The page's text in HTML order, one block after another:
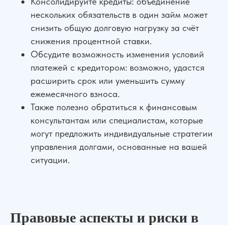
Бесплатная консультация
Консультация по телефону
нескольких обязательств в один займ может
снизить общую долговую нагрузку за счёт
снижения процентной ставки.
Обсудите возможность изменения условий
платежей с кредитором: возможно, удастся
расширить срок или уменьшить сумму
ежемесячного взноса.
Также полезно обратиться к финансовым
консультантам или специалистам, которые
могут предложить индивидуальные стратегии
управления долгами, основанные на вашей
ситуации.
Правовые аспекты и риски в
НАШИ ОФИСЫ
Прайс лист
Специалисты
Наши дела
г. Ростов-на-Дону, ул. Красноармейская 141/128
г. Москва, ул. Пролетарский пр., 21/24
Блог
Контакты
Показать все офисы
г. Шахты, ул. Советская, д.279, оф 10
г. Краснодар, ул. Северная, 476
Вакансии